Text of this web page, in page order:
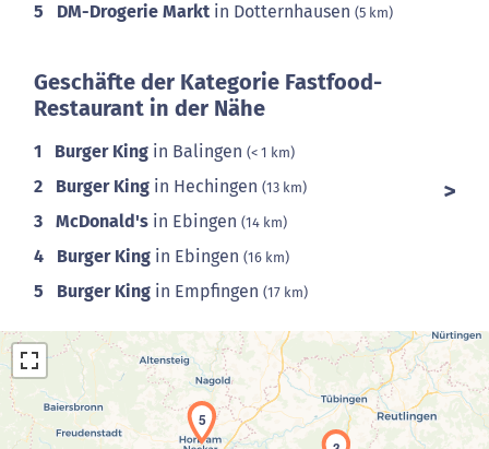
5 DM-Drogerie Markt in Dotternhausen (5 km)
Geschäfte der Kategorie Fastfood-
Restaurant in der Nähe
1 Burger King in Balingen (< 1 km)
2 Burger King in Hechingen (13 km)
3 McDonald's in Ebingen (14 km)
4 Burger King in Ebingen (16 km)
5 Burger King in Empfingen (17 km)
5